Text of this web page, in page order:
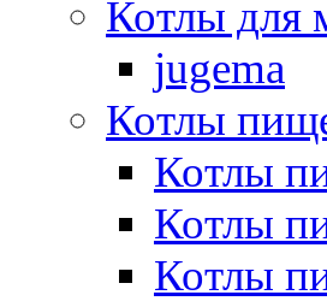
Котлы для
jugema
Котлы
Котлы
Котлы
Котлы